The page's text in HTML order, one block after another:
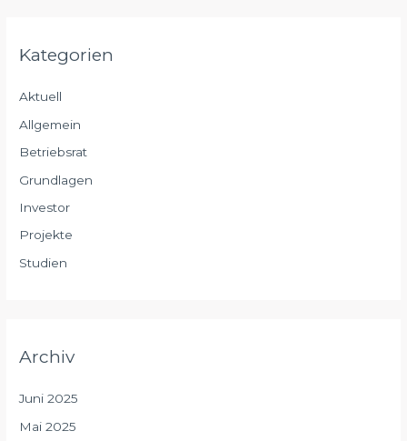
Kategorien
Aktuell
Allgemein
Betriebsrat
Grundlagen
Investor
Projekte
Studien
Archiv
Juni 2025
Mai 2025